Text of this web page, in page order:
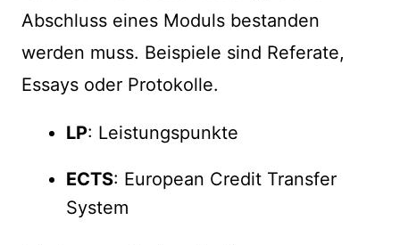
Abschluss eines Moduls bestanden
werden muss. Beispiele sind Referate,
Essays oder Protokolle.
LP: Leistungspunkte
ECTS: European Credit Transfer
System